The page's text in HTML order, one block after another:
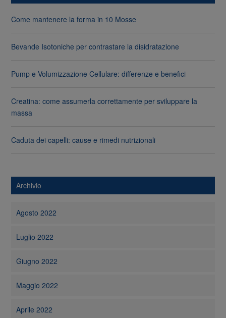
Come mantenere la forma in 10 Mosse
Bevande Isotoniche per contrastare la disidratazione
Pump e Volumizzazione Cellulare: differenze e benefici
Creatina: come assumerla correttamente per sviluppare la
massa
Caduta dei capelli: cause e rimedi nutrizionali
Archivio
Agosto 2022
Luglio 2022
Giugno 2022
Maggio 2022
Aprile 2022